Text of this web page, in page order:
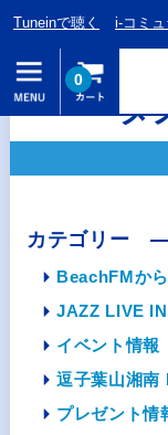
Tuneinで聴く i-コミュ
0
タ
カテゴリー
BeachFMか
JAZZ LIVE
イベント情報
逗子葉山湘南
プレゼント情